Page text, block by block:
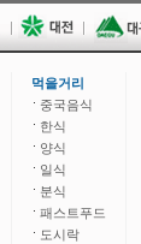
먹을거리
중국음식
한식
양식
일식
분식
패스트푸드
도시락